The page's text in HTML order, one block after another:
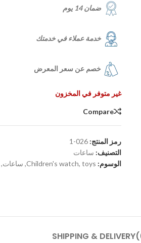
ضمان 14 يوم
خدمة عملاء في خدمتك
خصم عن سعر المعرض
غير متوفر في المخزون
Compare
رمز المنتج: 026-1
التصنيف: ساعات
الوسوم:
Children's watch, toys
, ساعات,
SHIPPING & DELIVERY